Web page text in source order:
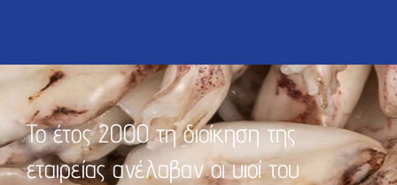
Το έτος 2000 τη διοίκηση της
εταιρείας ανέλαβαν οι υιοί του